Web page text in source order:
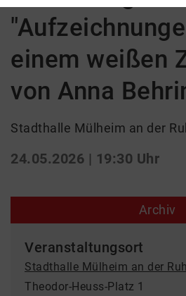
einem weißen
von Anna
Stadthalle Mülheim an der
24.05.2026 | 19:30 Uhr
Archiv
Veranstaltungsort
Stadthalle Mülheim an der
Theodor-Heuss-Platz 1